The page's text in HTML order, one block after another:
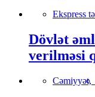
Ekspress
Dövlət
verilməsi
Cəmiyyət,